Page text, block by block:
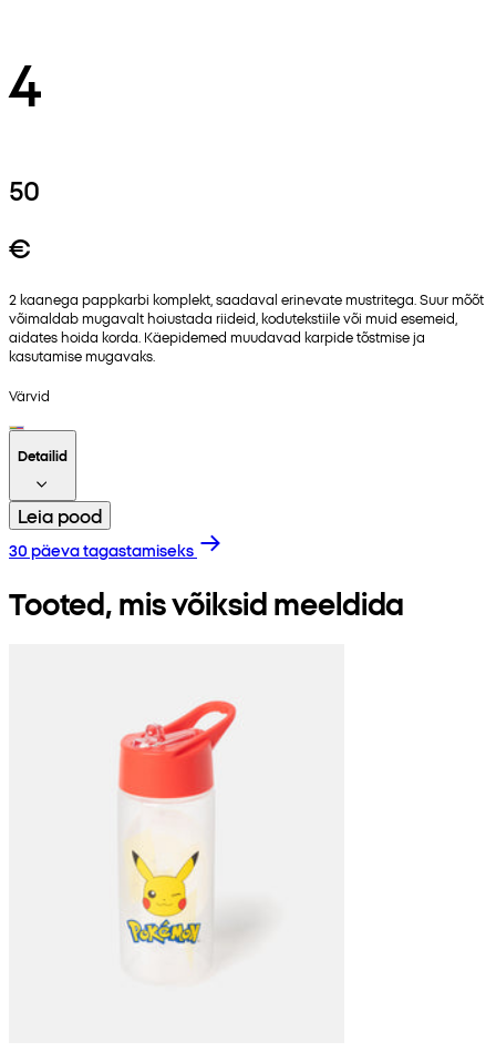
4
50
€
2 kaanega pappkarbi komplekt, saadaval erinevate mustritega. Suur mõõt
võimaldab mugavalt hoiustada riideid, kodutekstiile või muid esemeid,
aidates hoida korda. Käepidemed muudavad karpide tõstmise ja
kasutamise mugavaks.
Värvid
Detailid
Leia pood
30 päeva tagastamiseks
Tooted, mis võiksid meeldida